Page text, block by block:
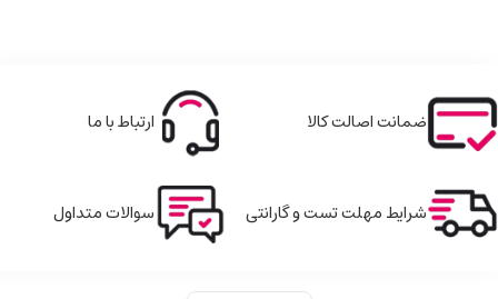
ضمانت اصالت کالا ارتباط با ما
شرایط مهلت تست و گارانتی سوالات متداول